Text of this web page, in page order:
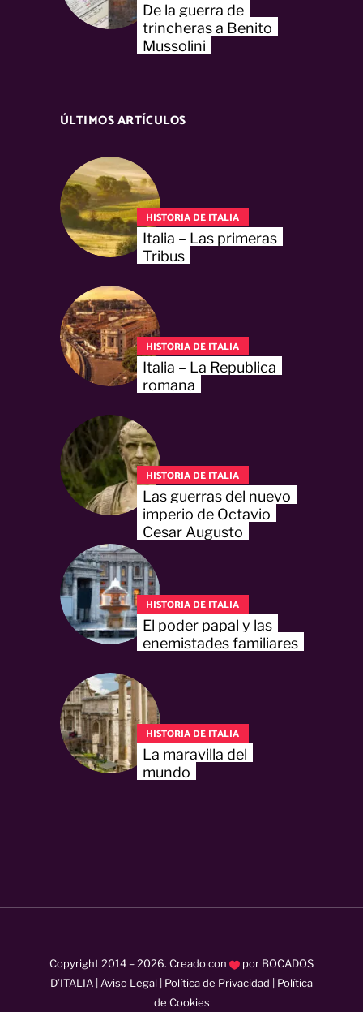
De la guerra de
trincheras a Benito
Mussolini
ÚLTIMOS ARTÍCULOS
HISTORIA DE ITALIA
Italia – Las primeras
Tribus
HISTORIA DE ITALIA
Italia – La Republica
romana
HISTORIA DE ITALIA
Las guerras del nuevo
imperio de Octavio
Cesar Augusto
HISTORIA DE ITALIA
El poder papal y las
enemistades familiares
HISTORIA DE ITALIA
La maravilla del
mundo
Copyright 2014 –2026. Creado con por BOCADOS
D’ITALIA Aviso Legal Política de Privacidad
Política
de Cookies